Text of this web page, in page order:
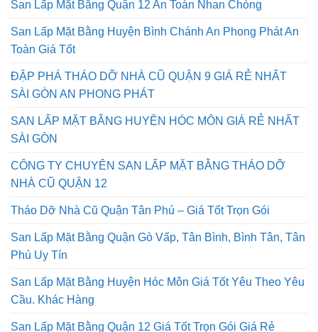
San Lấp Mặt Bằng Quận 12 An Toàn Nhan Chóng
San Lấp Mặt Bằng Huyện Bình Chánh An Phong Phát An
Toàn Giá Tốt
ĐẬP PHÁ THÁO DỠ NHÀ CŨ QUẬN 9 GIÁ RẺ NHẤT
SÀI GÒN AN PHONG PHÁT
SAN LẤP MẶT BẰNG HUYỆN HÓC MÔN GIÁ RẺ NHẤT
SÀI GÒN
CÔNG TY CHUYÊN SAN LẤP MẶT BẰNG THÁO DỠ
NHÀ CŨ QUẬN 12
Tháo Dỡ Nhà Cũ Quận Tân Phú – Giá Tốt Trọn Gói
San Lấp Mặt Bằng Quận Gò Vấp, Tân Bình, Bình Tân, Tân
Phú Uy Tín
San Lấp Mặt Bằng Huyện Hóc Môn Giá Tốt Yêu Theo Yêu
Cầu. Khác Hàng
San Lấp Mặt Bằng Quận 12 Giá Tốt Trọn Gói Giá Rẻ